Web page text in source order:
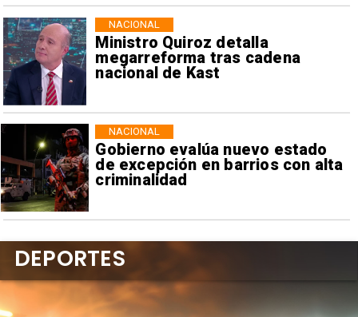
Ministro Quiroz detalla
megarreforma tras cadena
nacional de Kast
NACIONAL
Gobierno evalúa nuevo estado
de excepción en barrios con alta
criminalidad
NACIONAL
DEPORTES